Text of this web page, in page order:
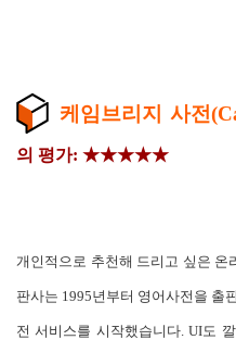
케임브리지 사전
의 평가: ★★★★★
개인적으로 추천해 드리고 싶은 온
판사는 1995년부터 영어사전을 출
전 서비스를 시작했습니다. UI도